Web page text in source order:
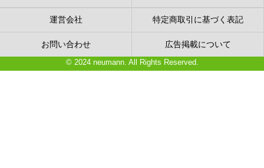
運営会社 特定商取引に基づく表記
お問い合わせ 広告掲載について
© 2024 neumann. All Rights Reserved.